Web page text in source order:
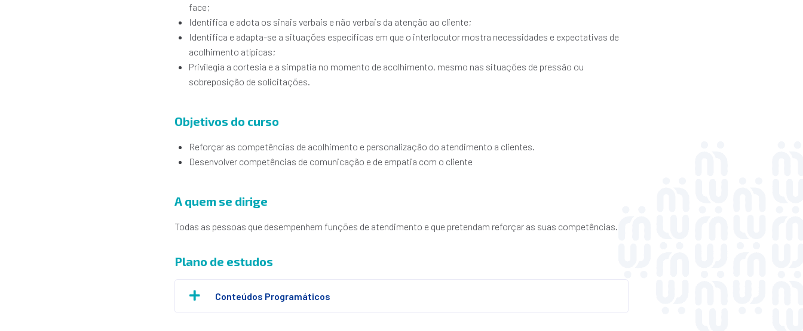
face;
Identifica e adota os sinais verbais e não verbais da atenção ao cliente;
Identifica e adapta-se a situações específicas em que o interlocutor mostra necessidades e expectativas de
acolhimento atípicas;
Privilegia a cortesia e a simpatia no momento de acolhimento, mesmo nas situações de pressão ou
sobreposição de solicitações.
Objetivos do curso
Reforçar as competências de acolhimento e personalização do atendimento a clientes.
Desenvolver competências de comunicação e de empatia com o cliente
A quem se dirige
Todas as pessoas que desempenhem funções de atendimento e que pretendam reforçar as suas competências.
Plano de estudos
Conteúdos Programáticos